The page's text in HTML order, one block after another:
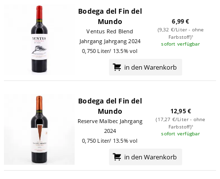
Bodega del Fin del
Mundo
Ventus Red Blend
Jahrgang Jahrgang 2024
0,750 Liter/ 13.5% vol
6,99 €
(9,32 €/Liter - ohne
Farbstoff)¹
sofort verfügbar
in den Warenkorb
Bodega del Fin del
Mundo
Reserve Malbec Jahrgang
2024
0,750 Liter/ 13.5% vol
12,95 €
(17,27 €/Liter - ohne
Farbstoff)¹
sofort verfügbar
in den Warenkorb